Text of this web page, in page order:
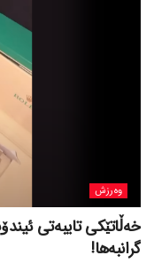
وەرزش
خەڵاتێکی تایبەتی
گرانبەها!